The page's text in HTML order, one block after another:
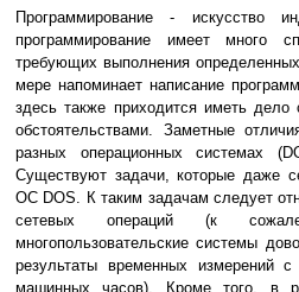
Программирование - искусство
программирование имеет много
требующих выполнения
мере напоминает написание
здесь также приходится иметь
обстоятельствами. Заметные
разных операционных системах
Существуют задачи, которые даже
ОС DOS. К таким задачам следует
сетевых операций (к
многопользовательские системы
результаты временных измерений с
машинных часов). Кроме того, в